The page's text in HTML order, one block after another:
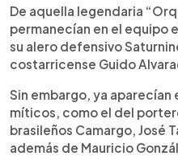
De aquella legendaria
permanecían en el equipo
su alero defensivo
costarricense Guido
Sin embargo, ya aparecían
míticos, como el del
brasileños Camargo, José
además de Mauricio